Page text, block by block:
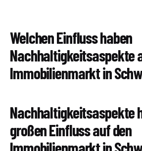
Welchen Einfluss haben
Nachhaltigkeitsaspekte
Immobilienmarkt in
Nachhaltigkeitsaspekte
großen Einfluss auf den